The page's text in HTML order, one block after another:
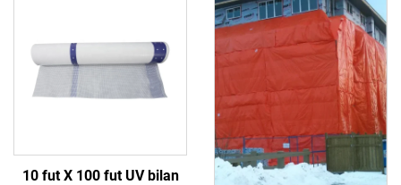
10 fut X 100 fut UV bilan